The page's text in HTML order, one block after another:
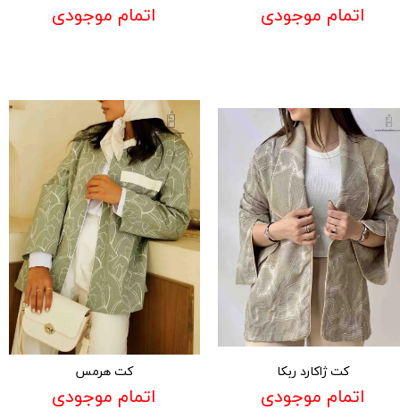
اتمام موجودی اتمام موجودی
کت ژاکارد ربکا
اتمام موجودی
کت هرمس
اتمام موجودی